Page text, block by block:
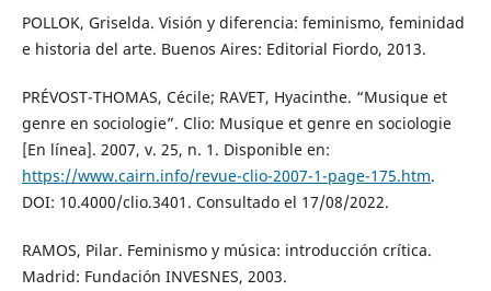
POLLOK, Griselda. Visión y diferencia: feminismo, feminidad
e historia del arte. Buenos Aires: Editorial Fiordo, 2013.
PRÉVOST-THOMAS, Cécile; RAVET, Hyacinthe. “Musique et
genre en sociologie”. Clio: Musique et genre en sociologie
[En línea]. 2007, v. 25, n. 1. Disponible en:
https://www.cairn.info/revue-clio-2007-1-page-175.htm.
DOI: 10.4000/clio.3401. Consultado el 17/08/2022.
RAMOS, Pilar. Feminismo y música: introducción crítica.
Madrid: Fundación INVESNES, 2003.